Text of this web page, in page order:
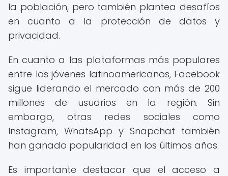
la población, pero también plantea desafíos
en cuanto a la protección de datos y
privacidad.
En cuanto a las plataformas más populares
entre los jóvenes latinoamericanos, Facebook
sigue liderando el mercado con más de 200
millones de usuarios en la región. Sin
embargo, otras redes sociales como
Instagram, WhatsApp y Snapchat también
han ganado popularidad en los últimos años.
Es importante destacar que el acceso a